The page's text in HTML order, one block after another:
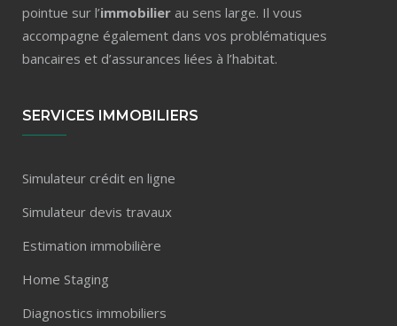
pointue sur l’immobilier au sens large. Il vous
accompagne également dans vos problématiques
bancaires et d’assurances liées à l’habitat.
SERVICES IMMOBILIERS
Simulateur crédit en ligne
Simulateur devis travaux
Estimation immobilière
Home Staging
Diagnostics immobiliers